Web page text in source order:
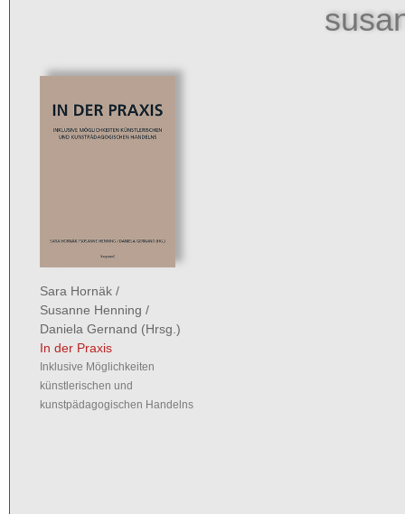
Sara Hornäk /
Susanne Henning /
Daniela Gernand (Hrsg.)
In der Praxis
Inklusive Möglichkeiten
künstlerischen und
kunstpädagogischen Handelns